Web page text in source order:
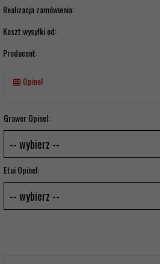
Realizacja zamówienia:
Koszt wysyłki od:
Producent:
Opinel
Grawer Opinel:
-- wybierz --
Etui Opinel:
-- wybierz --